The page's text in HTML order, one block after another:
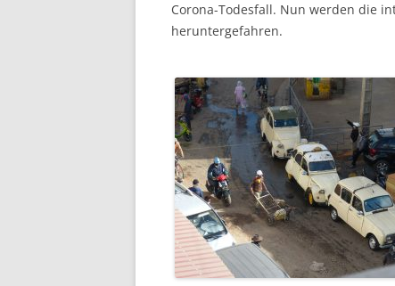
Corona-Todesfall. Nun werden die
heruntergefahren.